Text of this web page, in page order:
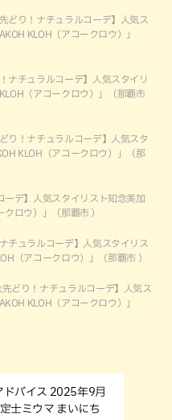
先どり！ナチュラルコーデ】人気ス
KLOH（アコークロウ）」
ナチュラルコーデ】人気スタイリ
（アコークロウ）」（那覇市
どり！ナチュラルコーデ】人気スタ
KLOH（アコークロウ）」（那
ーデ】人気スタイリスト知念美加
ロウ）」（那覇市 ）
チュラルコーデ】人気スタイリス
（アコークロウ）」（那覇市 ）
先どり！ナチュラルコーデ】人気ス
KLOH（アコークロウ）」
ドバイス 2025年9月
士ミウマ まいにち